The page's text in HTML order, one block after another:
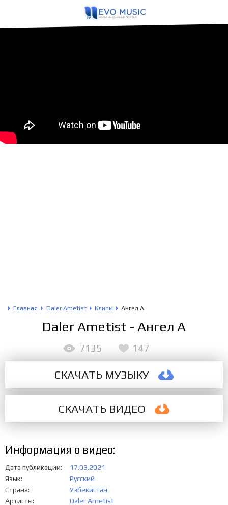
Главная Daler Ametist Клипы Ангел А
Daler Ametist - Ангел А
СКАЧАТЬ МУЗЫКУ
СКАЧАТЬ ВИДЕО
7135 147
Информация о видео:
Дата публикации
17.03.2021
Язык
Русский
Страна
Узбекистан
Артисты
Daler Ametist